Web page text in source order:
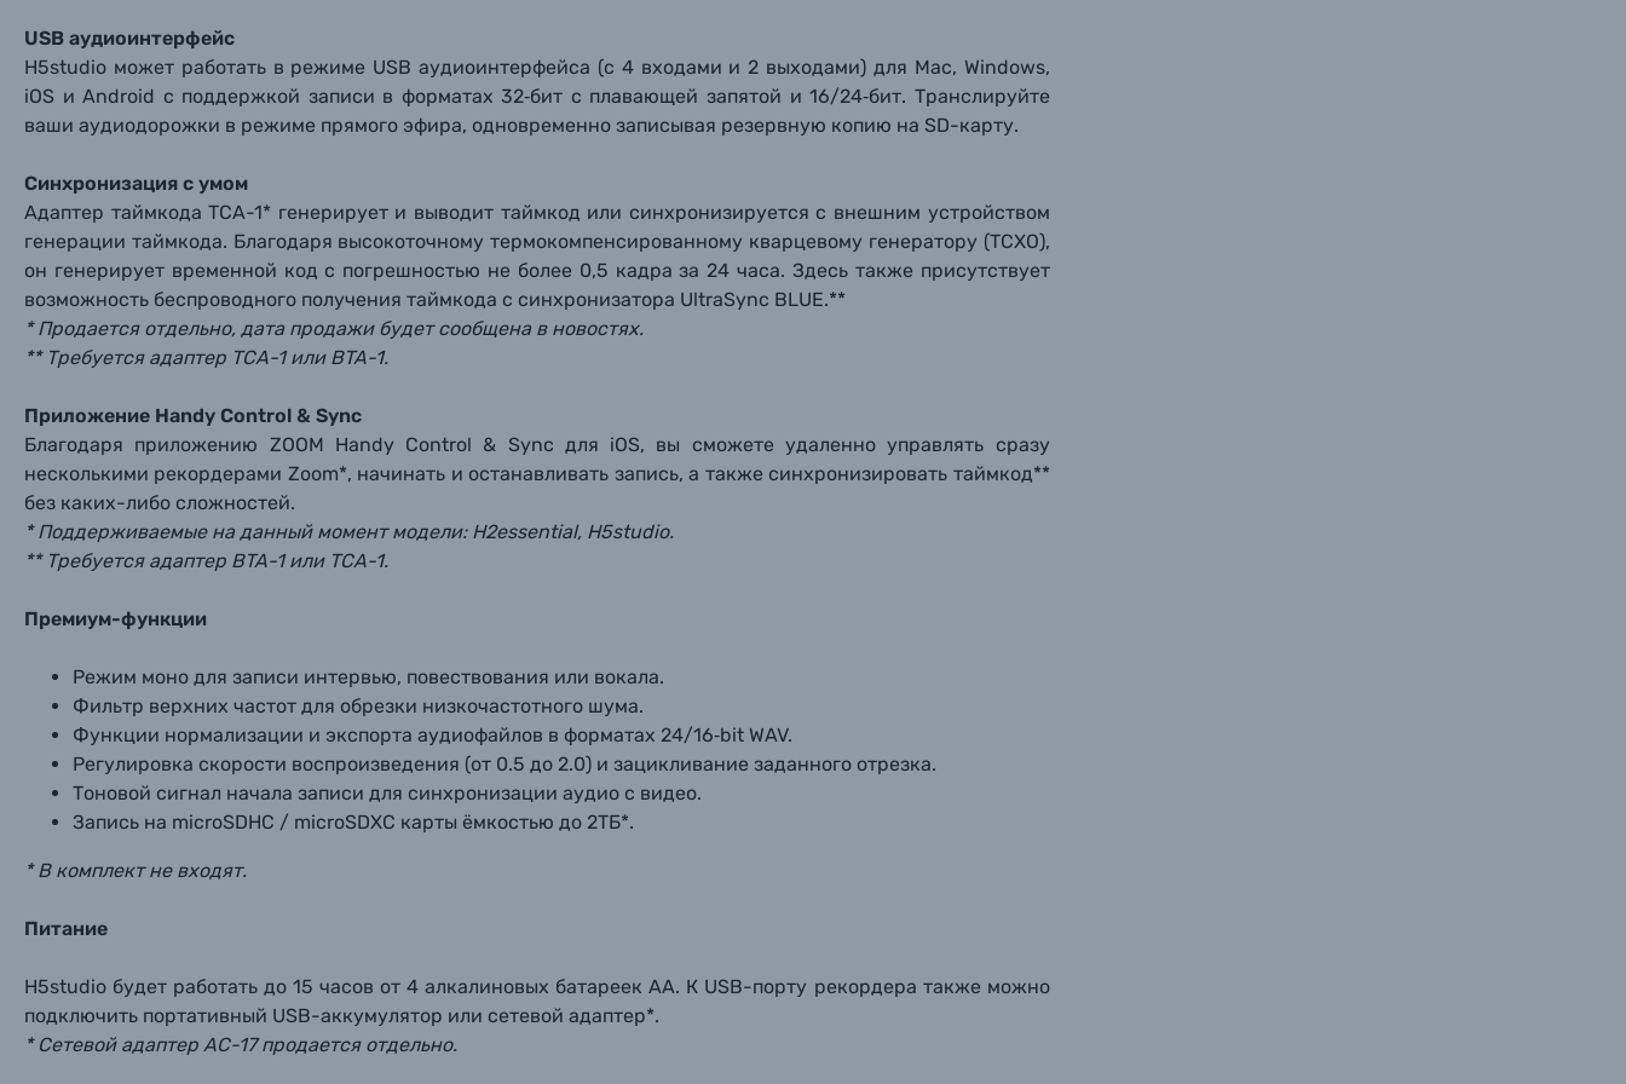
USB аудиоинтерфейс
H5studio может работать в режиме USB аудиоинтерфейса (с 4 входами и 2 выходами) для Mac, Windows,
iOS и Android с поддержкой записи в форматах 32‑бит с плавающей запятой и 16/24‑бит. Транслируйте
ваши аудиодорожки в режиме прямого эфира, одновременно записывая резервную копию на SD-карту.
Синхронизация с умом
Адаптер таймкода TCA-1* генерирует и выводит таймкод или синхронизируется с внешним устройством
генерации таймкода. Благодаря высокоточному термокомпенсированному кварцевому генератору (TCXO),
он генерирует временной код с погрешностью не более 0,5 кадра за 24 часа. Здесь также присутствует
возможность беспроводного получения таймкода с синхронизатора UltraSync BLUE.**
* Продается отдельно, дата продажи будет сообщена в новостях.
** Требуется адаптер TCA-1 или BTA-1.
Приложение Handy Control & Sync
Благодаря приложению ZOOM Handy Control & Sync для iOS, вы сможете удаленно управлять сразу
несколькими рекордерами Zoom*, начинать и останавливать запись, а также синхронизировать таймкод**
без каких-либо сложностей.
* Поддерживаемые на данный момент модели: H2essential, H5studio.
** Требуется адаптер BTA-1 или TCA-1.
Премиум-функции
Режим моно для записи интервью, повествования или вокала.
Фильтр верхних частот для обрезки низкочастотного шума.
Функции нормализации и экспорта аудиофайлов в форматах 24/16‑bit WAV.
Регулировка скорости воспроизведения (от 0.5 до 2.0) и зацикливание заданного отрезка.
Тоновой сигнал начала записи для синхронизации аудио с видео.
​Запись на microSDHC / microSDXC карты ёмкостью до 2ТБ*.
* В комплект не входят.
Питание
H5studio будет работать до 15 часов от 4 алкалиновых батареек AA. К USB-порту рекордера также можно
подключить портативный USB-аккумулятор или сетевой адаптер*.
* Сетевой адаптер AC-17 продается отдельно.